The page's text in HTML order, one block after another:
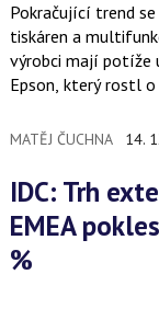
Pokračující trend
tiskáren a
výrobci mají potíže
Epson, který rostl o
MATĚJ ČUCHNA 14.
IDC: Trh externích úložišť v regionu
EMEA
%